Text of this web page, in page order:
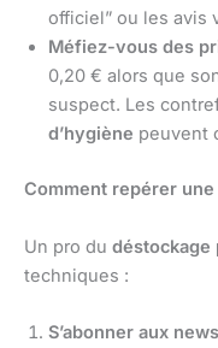
officiel” ou les avis
Méfiez-vous des
0,20 € alors que
suspect. Les
d’hygiène peuvent
Comment repérer
Un pro du déstockage
techniques :
S’abonner aux